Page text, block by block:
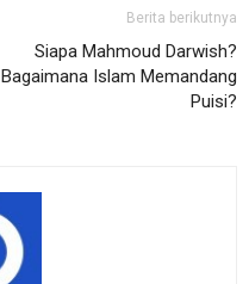
Berita berikutnya
Siapa Mahmoud Darwish?
Bagaimana Islam Memandang
Puisi?